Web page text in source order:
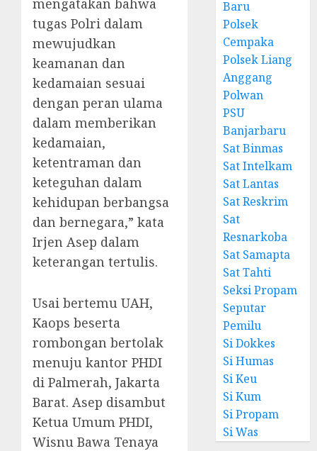
mengatakan bahwa
tugas Polri dalam
mewujudkan
keamanan dan
kedamaian sesuai
dengan peran ulama
dalam memberikan
kedamaian,
ketentraman dan
keteguhan dalam
kehidupan berbangsa
dan bernegara,” kata
Irjen Asep dalam
keterangan tertulis.
Usai bertemu UAH,
Kaops beserta
rombongan bertolak
menuju kantor PHDI
di Palmerah, Jakarta
Barat. Asep disambut
Ketua Umum PHDI,
Wisnu Bawa Tenaya
Baru
Polsek
Cempaka
Polsek Liang
Anggang
Polwan
PSU
Banjarbaru
Sat Binmas
Sat Intelkam
Sat Lantas
Sat Reskrim
Sat
Resnarkoba
Sat Samapta
Sat Tahti
Seksi Propam
Seputar
Pemilu
Si Dokkes
Si Humas
Si Keu
Si Kum
Si Propam
Si Was